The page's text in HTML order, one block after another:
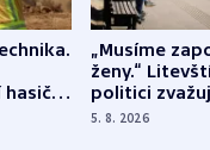
z
„Musíme
ženy.“
politici
dohodu o
5. 8. 2026